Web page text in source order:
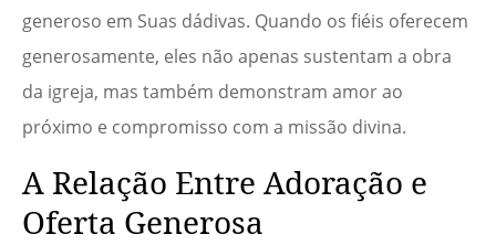
generoso em Suas dádivas. Quando os fiéis oferecem
generosamente, eles não apenas sustentam a obra
da igreja, mas também demonstram amor ao
próximo e compromisso com a missão divina.
A Relação Entre Adoração e
Oferta Generosa